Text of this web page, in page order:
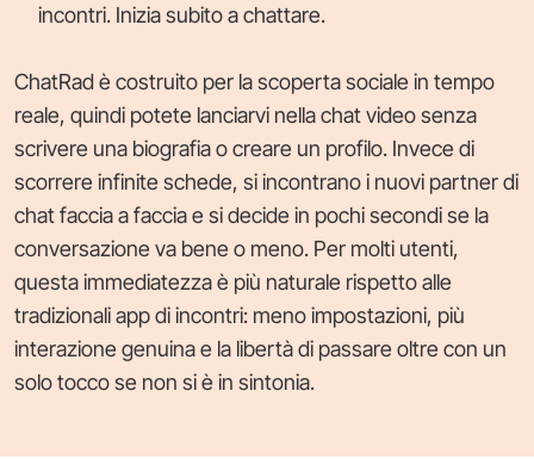
incontri. Inizia subito a chattare.
ChatRad è costruito per la scoperta sociale in tempo
reale, quindi potete lanciarvi nella chat video senza
scrivere una biografia o creare un profilo. Invece di
scorrere infinite schede, si incontrano i nuovi partner di
chat faccia a faccia e si decide in pochi secondi se la
conversazione va bene o meno. Per molti utenti,
questa immediatezza è più naturale rispetto alle
tradizionali app di incontri: meno impostazioni, più
interazione genuina e la libertà di passare oltre con un
solo tocco se non si è in sintonia.